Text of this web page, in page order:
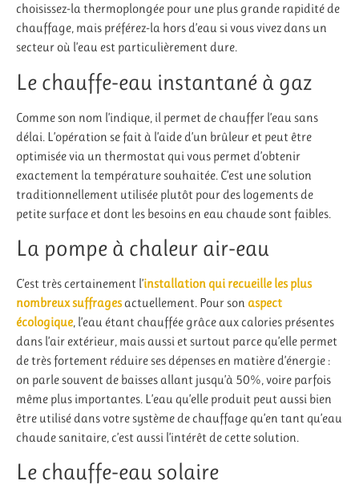
choisissez-la thermoplongée pour une plus grande rapidité de
chauffage, mais préférez-la hors d’eau si vous vivez dans un
secteur où l’eau est particulièrement dure.
Le chauffe-eau instantané à gaz
Comme son nom l’indique, il permet de chauffer l’eau sans
délai. L’opération se fait à l’aide d’un brûleur et peut être
optimisée via un thermostat qui vous permet d’obtenir
exactement la température souhaitée. C’est une solution
traditionnellement utilisée plutôt pour des logements de
petite surface et dont les besoins en eau chaude sont faibles.
La pompe à chaleur air-eau
C’est très certainement l’installation qui recueille les plus
nombreux suffragesactuellement. Pour son aspect
écologique, l’eau étant chauffée grâce aux calories présentes
dans l’air extérieur, mais aussi et surtout parce qu’elle permet
de très fortement réduire ses dépenses en matière d’énergie :
on parle souvent de baisses allant jusqu’à 50%, voire parfois
même plus importantes. L’eau qu’elle produit peut aussi bien
être utilisé dans votre système de chauffage qu’en tant qu’eau
chaude sanitaire, c’est aussi l’intérêt de cette solution.
Le chauffe-eau solaire